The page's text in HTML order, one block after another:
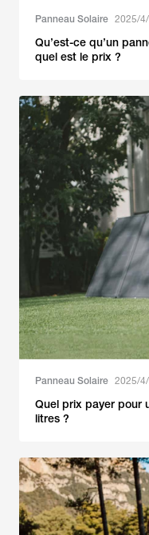
Panneau Solaire 2025/
Qu’est-ce qu’un
quel est le prix ?
Panneau Solaire 2025/
Quel prix payer pour
litres ?